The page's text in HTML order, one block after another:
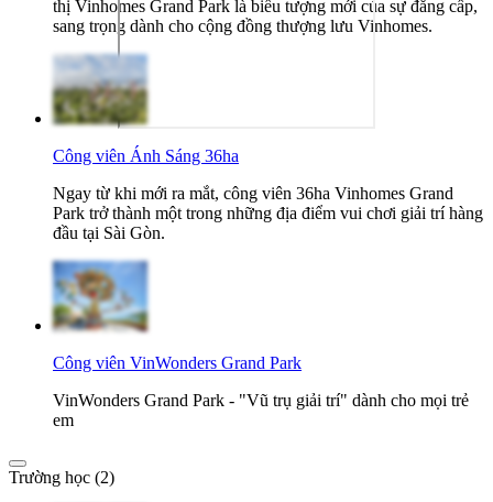
thị Vinhomes Grand Park là biểu tượng mới của sự đẳng cấp,
sang trọng dành cho cộng đồng thượng lưu Vinhomes.
Công viên Ánh Sáng 36ha
Ngay từ khi mới ra mắt, công viên 36ha Vinhomes Grand
Park trở thành một trong những địa điểm vui chơi giải trí hàng
đầu tại Sài Gòn.
Công viên VinWonders Grand Park
VinWonders Grand Park - "Vũ trụ giải trí" dành cho mọi trẻ
em
Trường học (2)